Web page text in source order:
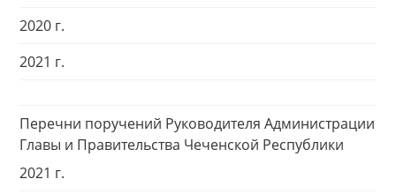
2020 г.
2021 г.
Перечни поручений Руководителя Администрации
Главы и Правительства Чеченской Республики
2021 г.